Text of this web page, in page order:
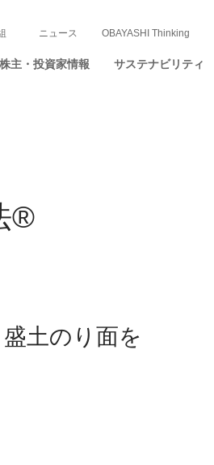
主・投資家情報 サステナビリティ
ニュース OBAYASHI Thinking
®
土のり面を